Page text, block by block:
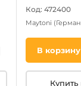
Код: 472400
Maytoni
В корзину
Купить